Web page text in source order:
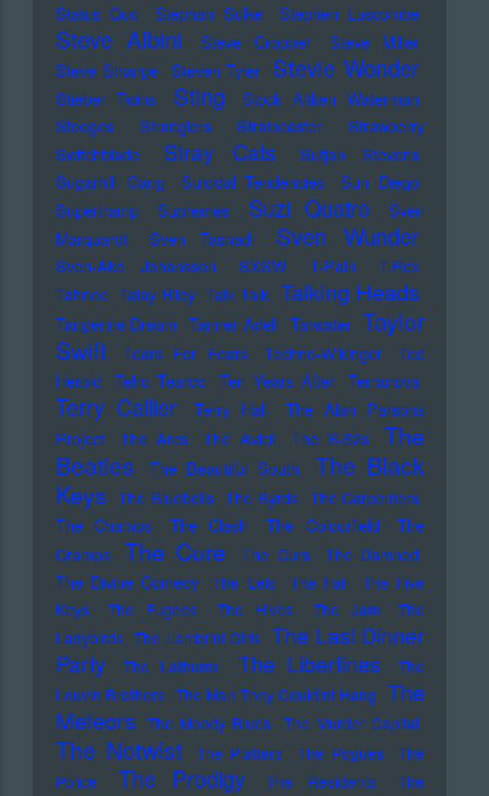
Status Quo
Stephan Sulke Stephen Luscombe
Steve Albini Steve Cropper
Steve Miller
Steve Strange Steven Tyler Stevie Wonder
Stieber Twins Sting
Stock Aitken Waterman
Stooges
Stranglers Stratocaster
Strawberry
Switchblade
Stray Cats
Sufjan Stevens
Sugarhill Gang
Suicidal Tendencies
Sun Diego
Supertramp
Supremes Suzi Quatro
Sven
Marquardt
Sven Tasnadi Sven Wunder
Sven-Ake Johansson SXSW T-Pain
T.Rex
Tahnee Talay Riley Talk Talk Talking Heads
Tangerine Dream Tanner Adell Tarwater Taylor
Swift
Tears For Fears Techno-Wikinger
Ted
Herold
Teho Teardo Ten Years After Terranova
Terry Callier Terry Hall
The Alan Parsons
Project
The Arcs The Avicii The B-52s
The
Beatles
The Beautiful South
The Black
Keys The Bluebells The Byrds The Carpenters
The Champs
The Clash The Colourfield
The
Cramps
The Cure The Curs
The Damned
The Divine Comedy
The Eels The Fall
The Five
Keys
The Fugees The Hives The Jam
The
Ladybirds The Lambrini Girls The Last Dinner
Party
The Lathums The Libertines
The
Louvin Brothers The Man They Could'nt Hang The
Meteors The Moody Blues The Murder Capital
The Notwist The Platters The Pogues
The
Police
The Prodigy The Residents
The